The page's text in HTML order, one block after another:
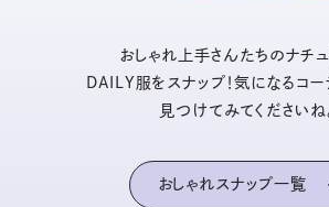
おしゃれ上手さんたちのナチ
DAILY服をスナップ！気になるコー
見つけてみてくださいね
おしゃれスナップ一覧